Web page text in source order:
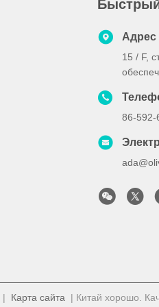
Адрес
15 / F,
86-592-
| Карта сайта | Китай хорошо.